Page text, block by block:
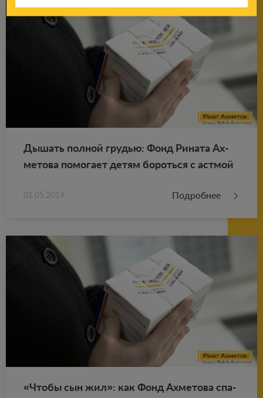
Ды­шать пол­ной гру­дью: Фонд Ри­на­та Ах­
ме­то­ва по­мо­га­ет детям бо­роть­ся с аст­мой
01.05.2019 Подробнее
«Чтобы сын жил»: как Фонд Ах­ме­то­ва спа­